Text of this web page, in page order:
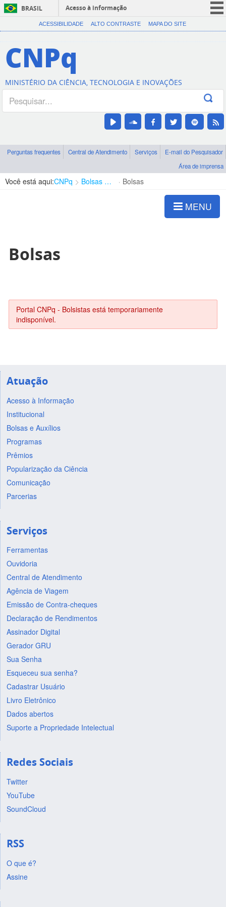
BRASIL
Acesso à informação
CORONAVÍRUS (COVID-19)
Canais
ACESSIBILIDADE ALTO CONTRASTE MAPA DO SITE
CNPq
MINISTÉRIO DA CIÊNCIA, TECNOLOGIA E INOVAÇÕES
Perguntas frequentes Central de Atendimento Serviços
E-mail do Pesquisador
Área de imprensa
Você está aqui:CNPq Bolsas e Auxílios Vigentes Bolsas
MENU
Bolsas
Portal CNPq - Bolsistas está temporariamente
indisponível.
Atuação
Acesso à Informação
Institucional
Bolsas e Auxílios
Programas
Prêmios
Popularização da Ciência
Comunicação
Parcerias
Serviços
Ferramentas
Ouvidoria
Central de Atendimento
Agência de Viagem
Emissão de Contra-cheques
Declaração de Rendimentos
Assinador Digital
Gerador GRU
Sua Senha
Esqueceu sua senha?
Cadastrar Usuário
Livro Eletrônico
Dados abertos
Suporte a Propriedade Intelectual
Redes Sociais
Twitter
YouTube
SoundCloud
RSS
O que é?
Assine